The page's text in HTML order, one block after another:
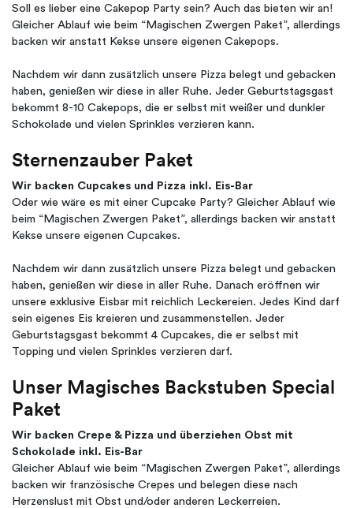
Soll es lieber eine Cakepop Party sein? Auch das bieten wir an!
Gleicher Ablauf wie beim “Magischen Zwergen Paket”, allerdings
backen wir anstatt Kekse unsere eigenen Cakepops.
Nachdem wir dann zusätzlich unsere Pizza belegt und gebacken
haben, genießen wir diese in aller Ruhe. Jeder Geburtstagsgast
bekommt 8-10 Cakepops, die er selbst mit weißer und dunkler
Schokolade und vielen Sprinkles verzieren kann.
Sternenzauber Paket
Wir backen Cupcakes und Pizza inkl. Eis-Bar
Oder wie wäre es mit einer Cupcake Party? Gleicher Ablauf wie
beim “Magischen Zwergen Paket”, allerdings backen wir anstatt
Kekse unsere eigenen Cupcakes.
Nachdem wir dann zusätzlich unsere Pizza belegt und gebacken
haben, genießen wir diese in aller Ruhe. Danach eröffnen wir
unsere exklusive Eisbar mit reichlich Leckereien. Jedes Kind darf
sein eigenes Eis kreieren und zusammenstellen. Jeder
Geburtstagsgast bekommt 4 Cupcakes, die er selbst mit
Topping und vielen Sprinkles verzieren darf.
Unser Magisches Backstuben Special
Paket
Wir backen Crepe & Pizza und überziehen Obst mit
Schokolade inkl. Eis-Bar
Gleicher Ablauf wie beim “Magischen Zwergen Paket”, allerdings
backen wir französische Crepes und belegen diese nach
Herzenslust mit Obst und/oder anderen Leckerreien.